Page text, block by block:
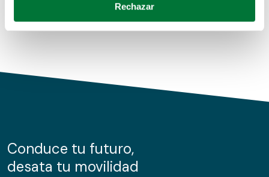
Obtenga más información sobre cómo se procesan sus
de cookies.
información sobre el uso que haga del sitio web con
nuestros partners de redes sociales, publicidad y análisis
Rechazar
Conduce tu futuro,
desata tu movilidad